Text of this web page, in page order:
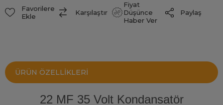
Favorilere
Ekle
Karşılaştır
Fiyat
Düşünce
Haber Ver
Paylaş
ÜRÜN ÖZELLIKLERI
22 MF 35 Volt Kondansatör